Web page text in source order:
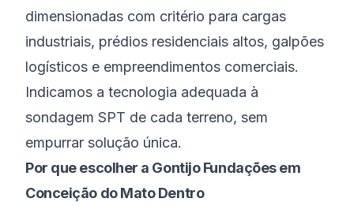
dimensionadas com critério para cargas
industriais, prédios residenciais altos, galpões
logísticos e empreendimentos comerciais.
Indicamos a tecnologia adequada à
sondagem SPT de cada terreno, sem
empurrar solução única.
Por que escolher a Gontijo Fundações em
Conceição do Mato Dentro